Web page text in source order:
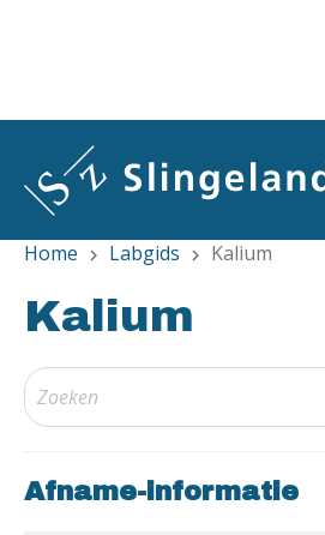
Home chevron_right Labgids chevron_right Kalium
Kalium
Afname-informatie